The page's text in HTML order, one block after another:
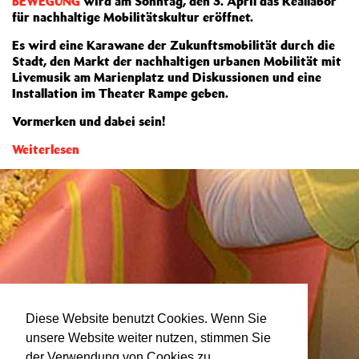
Diese Website benutzt Cookies. Wenn Sie
unsere Website weiter nutzen, stimmen Sie
für nachhaltige Mobilitätskultur eröffnet.
Es wird eine Karawane der Zukunftsmobilität durch die
Stadt, den Markt der nachhaltigen urbanen Mobilität mit
Livemusik am Marienplatz und Diskussionen und eine
Installation im Theater Rampe geben.
Vormerken und dabei sein!
Weiterlesen